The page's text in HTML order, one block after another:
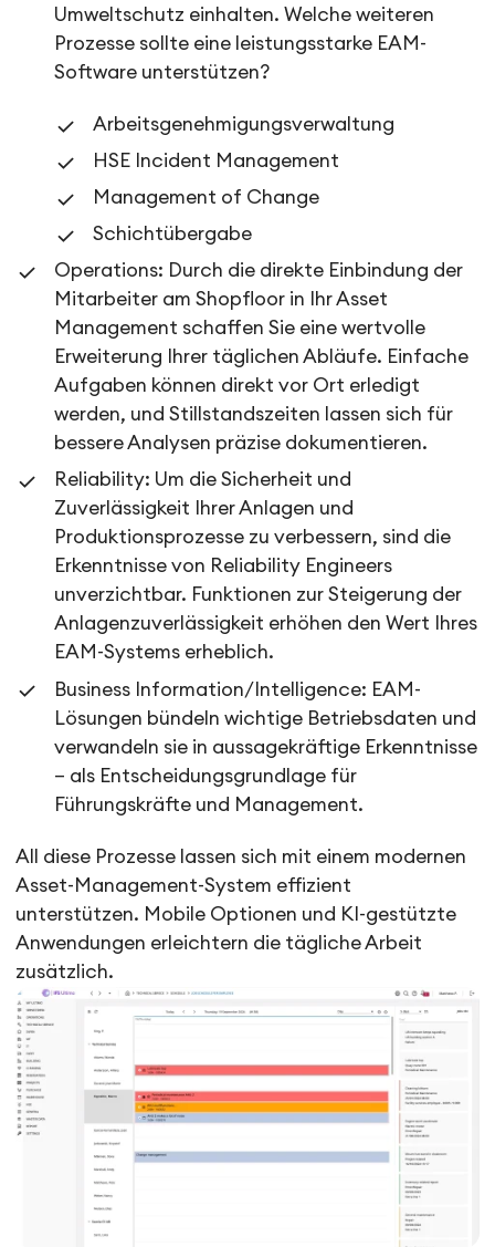
Umweltschutz einhalten. Welche weiteren
Prozesse sollte eine leistungsstarke EAM-
Software unterstützen?
Arbeitsgenehmigungsverwaltung
HSE Incident Management
Management of Change
Schichtübergabe
Operations: Durch die direkte Einbindung der
Mitarbeiter am Shopfloor in Ihr Asset
Management schaffen Sie eine wertvolle
Erweiterung Ihrer täglichen Abläufe. Einfache
Aufgaben können direkt vor Ort erledigt
werden, und Stillstandszeiten lassen sich für
bessere Analysen präzise dokumentieren.
Reliability: Um die Sicherheit und
Zuverlässigkeit Ihrer Anlagen und
Produktionsprozesse zu verbessern, sind die
Erkenntnisse von Reliability Engineers
unverzichtbar. Funktionen zur Steigerung der
Anlagenzuverlässigkeit erhöhen den Wert Ihres
EAM-Systems erheblich.
Business Information/Intelligence: EAM-
Lösungen bündeln wichtige Betriebsdaten und
verwandeln sie in aussagekräftige Erkenntnisse
– als Entscheidungsgrundlage für
Führungskräfte und Management.
All diese Prozesse lassen sich mit einem modernen
Asset-Management-System effizient
unterstützen. Mobile Optionen und KI-gestützte
Anwendungen erleichtern die tägliche Arbeit
zusätzlich.